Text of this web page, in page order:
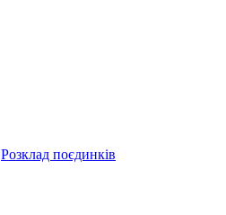
Розклад поєдинків